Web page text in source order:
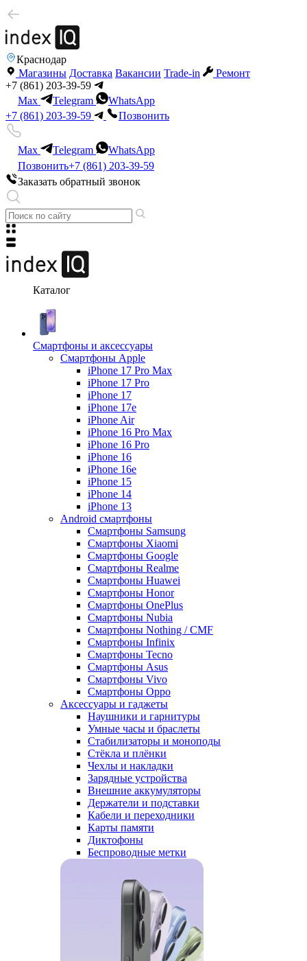
Краснодар
Магазины Доставка Вакансии Trade-in
Ремонт
+7 (861) 203-39-59
Max
Telegram
WhatsApp
+7 (861) 203-39-59
Позвонить
Max Telegram
WhatsApp
Позвонить+7 (861) 203-39-59
Заказать обратный звонок
Каталог
Смартфоны и аксессуары
Смартфоны Apple
iPhone 17 Pro Max
iPhone 17 Pro
iPhone 17
iPhone 17e
iPhone Air
iPhone 16 Pro Max
iPhone 16 Pro
iPhone 16
iPhone 16e
iPhone 15
iPhone 14
iPhone 13
Android cмартфоны
Смартфоны Samsung
Смартфоны Xiaomi
Смартфоны Google
Смартфоны Realme
Смартфоны Huawei
Смартфоны Honor
Смартфоны OnePlus
Смартфоны Nubia
Смартфоны Nothing / CMF
Смартфоны Infinix
Смартфоны Tecno
Смартфоны Asus
Смартфоны Vivo
Смартфоны Oppo
Аксессуары и гаджеты
Наушники и гарнитуры
Умные часы и браслеты
Стабилизаторы и моноподы
Стёкла и плёнки
Чехлы и накладки
Зарядные устройства
Внешние аккумуляторы
Держатели и подставки
Кабели и переходники
Карты памяти
Диктофоны
Беспроводные метки